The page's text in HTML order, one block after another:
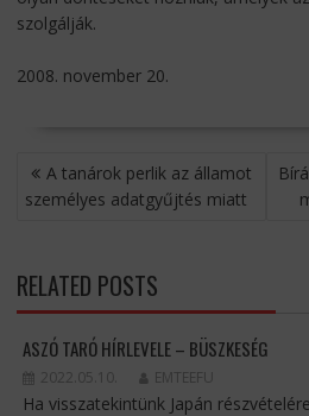
szolgálják.
2008. november 20.
BEJEGYZÉS
NAVIGÁCIÓ
A tanárok perlik az államot
személyes adatgyűjtés miatt
RELATED POSTS
ASZÓ TARÓ HÍRLEVELE – BÜSZKESÉG
2022.05.10. EMTEEFU
Ha visszatekintünk Japán